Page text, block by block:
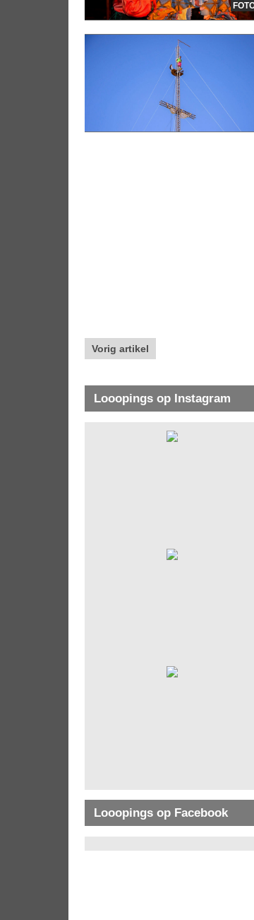
Vorig artikel
Looopings op Instagram
Looopings op Facebook